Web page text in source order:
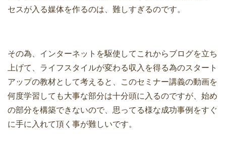
セスが入る媒体を作るのは、難しすぎるのです。
その為、インターネットを駆使してこれからブログを立ち
上げて、ライフスタイルが変わる収入を得る為のスタート
アップの教材として考えると、このセミナー講義の動画を
何度学習しても大事な部分は十分頭に入るのですが、始め
の部分を構築できないので、思ってる様な成功事例をすぐ
に手に入れて頂く事が難しいです。